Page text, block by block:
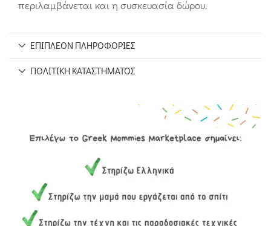
περιλαμβάνεται και η συσκευασία δώρου.
ΕΠΙΠΛΈΟΝ ΠΛΗΡΟΦΟΡΊΕΣ
ΠΟΛΙΤΙΚΉ ΚΑΤΑΣΤΉΜΑΤΟΣ